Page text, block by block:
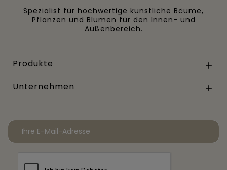
Spezialist für hochwertige künstliche Bäume,
Pflanzen und Blumen für den Innen- und
Außenbereich.
Produkte 
Unternehmen 